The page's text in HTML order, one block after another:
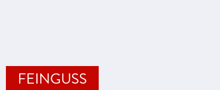
FEINGUSS